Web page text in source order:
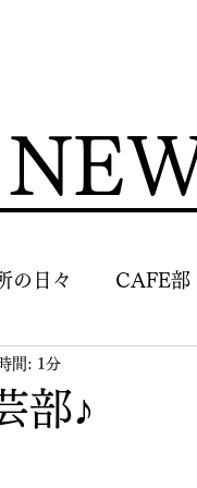
の日々 CAFE部
部♪
間: 1分